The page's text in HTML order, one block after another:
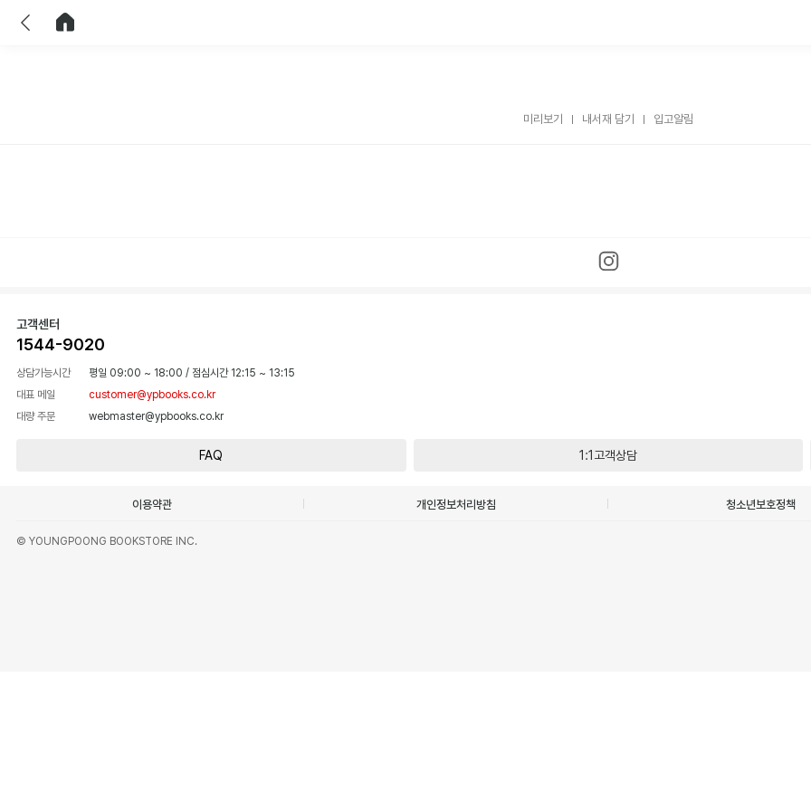
미리보기 내서재 담기 입고알림
고객센터
1544-9020
상담가능시간 평일 09:00 ~ 18:00 / 점심시간 12:15 ~ 13:15
대표 메일
customer@ypbooks.co.kr
대량 주문
webmaster@ypbooks.co.kr
FAQ 1:1고객상담
이용약관 개인정보처리방침 청소년보호정책
© YOUNGPOONG BOOKSTORE INC.